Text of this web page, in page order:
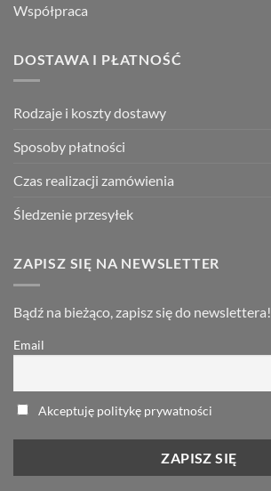
Współpraca
DOSTAWA I PŁATNOŚĆ
Rodzaje i koszty dostawy
Sposoby płatności
Czas realizacji zamówienia
Śledzenie przesyłek
ZAPISZ SIĘ NA NEWSLETTER
Bądź na bieżąco, zapisz się do newslettera!
Email
Akceptuję politykę prywatności